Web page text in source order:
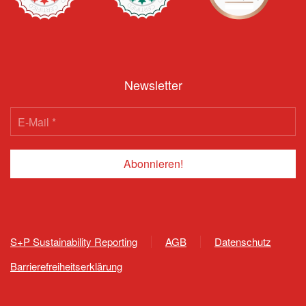
Newsletter
S+P Sustainability Reporting AGB
Datenschutz
Barrierefreiheitserklärung